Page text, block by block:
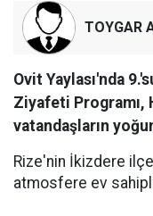
TOYGAR
Ovit Yaylası'nda
Ziyafeti Programı,
vatandaşların
Rize'nin İkizdere
atmosfere ev